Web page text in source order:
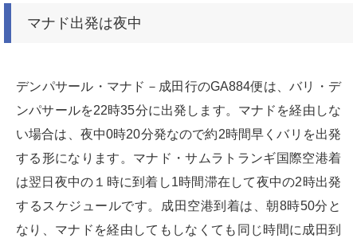
マナド出発は夜中
デンパサール・マナド－成田行のGA884便は、バリ・デ
ンパサールを22時35分に出発します。マナドを経由しな
い場合は、夜中0時20分発なので約2時間早くバリを出発
する形になります。マナド・サムラトランギ国際空港着
は翌日夜中の１時に到着し1時間滞在して夜中の2時出発
するスケジュールです。成田空港到着は、朝8時50分と
なり、マナドを経由してもしなくても同じ時間に成田到